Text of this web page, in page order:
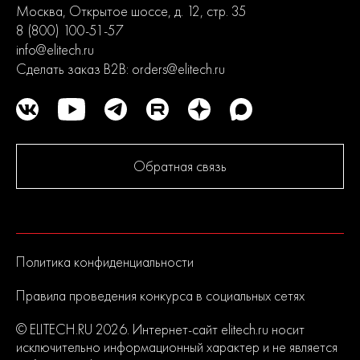
Москва, Открытое шоссе, д. 12, стр. 35
8 (800) 100-51-57
info@elitech.ru
Сделать заказ B2B: orders@elitech.ru
Обратная связь
Политика конфиденциальности
Правила проведения конкурса в социальных сетях
© ELITECH.RU 2026. Интернет-сайт elitech.ru носит
исключительно информационный характер и не является